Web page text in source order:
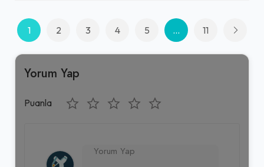
1 2 3 4 5 ... 11
Yorum Yap
Puanla